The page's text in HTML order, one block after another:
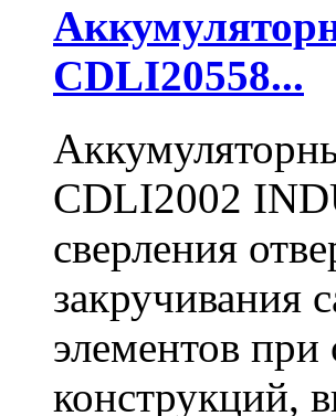
CDLI20558...
CDLI2002
сверления
закручивания
элементов
конструкций,